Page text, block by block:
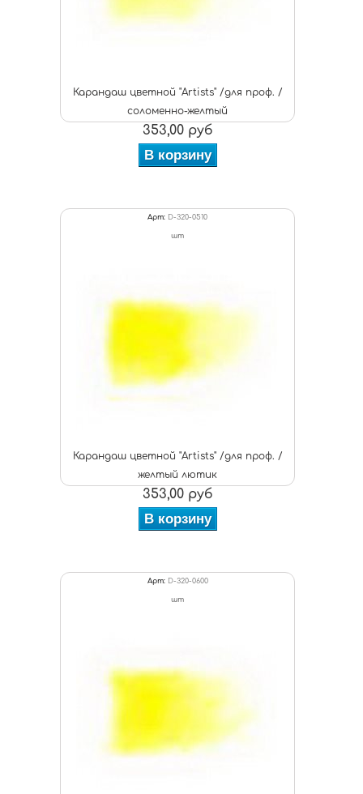
Карандаш цветной "Artists" /для проф. /
соломенно-желтый
353,00 руб
В корзину
Арт: D-320-0510
шт
Карандаш цветной "Artists" /для проф. /
желтый лютик
353,00 руб
В корзину
Арт: D-320-0600
шт